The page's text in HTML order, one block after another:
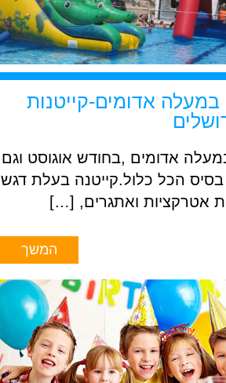
במעלה אדומים-קייטנות
אדומים ,בחודש אוגוסט וגם
בסיס הכל כלול.קייטנה בעלת דגש
אטרקציות ואתגרים, […]
המשך